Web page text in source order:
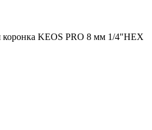
коронка KEOS PRO 8 мм 1/4"HEX